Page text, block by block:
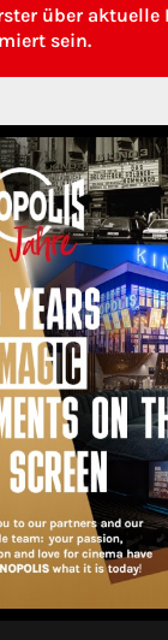
über aktuelle
sein.